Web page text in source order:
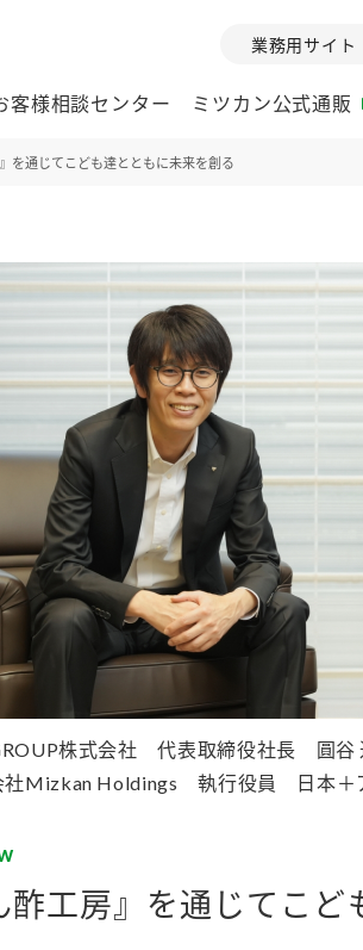
お酢ドリンク ぽん酢 み
中華 クイック調味料 レモン果汁
企業理念
ミツカングループの企
業理念をご紹介しま
す。
ミツ
歴史を
環境への取り組み
ミツカンの環境への取
り組みをご紹介しま
す。
（
テ
活
た。
MIM（ミツカンミュ
ージアム）
ミツカンの酢づくりの
歴史などが学べる体験
型博物館です。
各
い
「
実現
取り
す。
キッザニア東京「ぽ
味ぽんやお酢について
客様相談センター ミツカン公式通販
業務用サイト
』を通じてこども達とともに未来を創る
株式会社代表取締役社長 圓谷
社Mizkan Holdings執行役員 日本＋
酢工房』を通じてこ